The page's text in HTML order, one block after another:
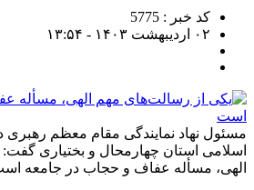
کد خبر : 5775
۰۲ اردیبهشت ۱۴۰۳ - ۱۳:۵۴
مسئول نهاد نمایندگی مقام معظم رهبری
اسلامی استان چهارمحال و بختیاری
الهی، مسأله عفاف و حجاب در جامعه